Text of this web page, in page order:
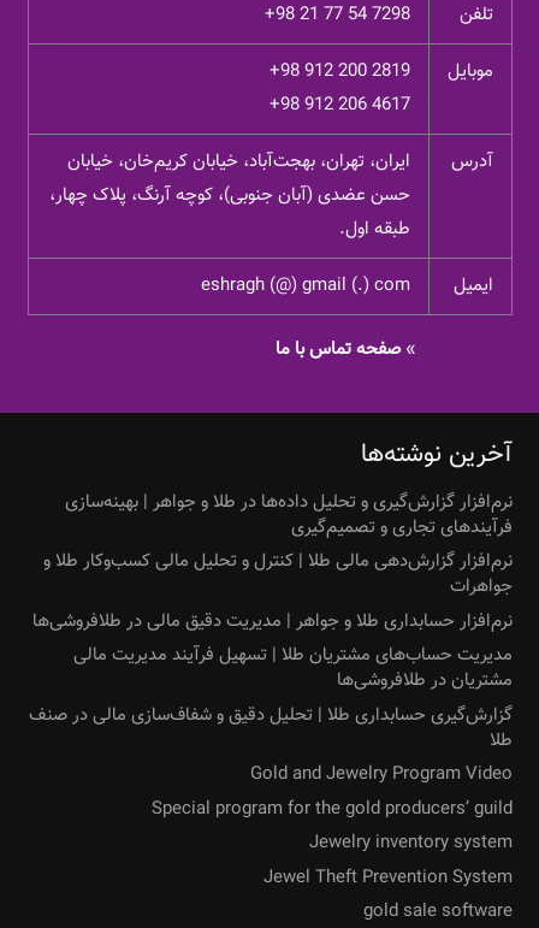
تلفن +98 21 77 54 7298
موبایل
+98 912 200 2819
+98 912 206 4617
آدرس
ایران، تهران، بهجت‌آباد، خیابان کریم‌خان، خیابان
حسن عضدی (آبان جنوبی)، کوچه آرنگ، پلاک چهار،
طبقه اول.
ایمیل eshragh (@) gmail (.) com
»صفحه تماس با ما
آخرین نوشته‌ها
نرم‌افزار گزارش‌گیری و تحلیل داده‌ها در طلا و جواهر | بهینه‌سازی
فرآیندهای تجاری و تصمیم‌گیری
نرم‌افزار گزارش‌دهی مالی طلا | کنترل و تحلیل مالی کسب‌وکار طلا و
جواهرات
نرم‌افزار حسابداری طلا و جواهر | مدیریت دقیق مالی در طلافروشی‌ها
مدیریت حساب‌های مشتریان طلا | تسهیل فرآیند مدیریت مالی
مشتریان در طلافروشی‌ها
گزارش‌گیری حسابداری طلا | تحلیل دقیق و شفاف‌سازی مالی در صنف
طلا
Gold and Jewelry Program Video
Special program for the gold producers’ guild
Jewelry inventory system
Jewel Theft Prevention System
gold sale software